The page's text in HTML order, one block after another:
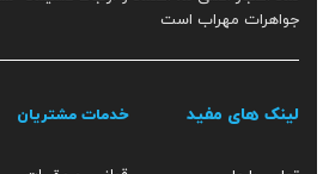
جواهرات مهراب است
لینک های مفید خدمات مشتریان